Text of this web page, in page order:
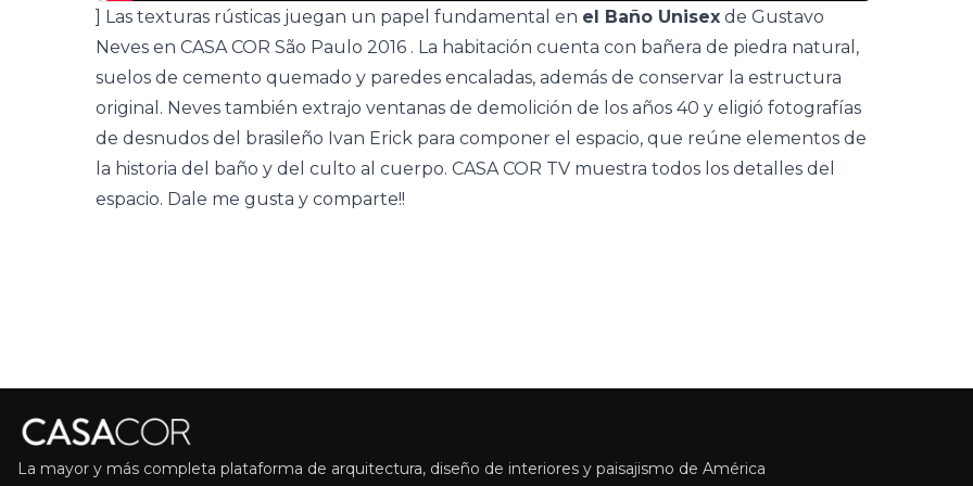
] Las texturas rústicas juegan un papel fundamental en el Baño Unisex de Gustavo
Neves en CASA COR São Paulo 2016 . La habitación cuenta con bañera de piedra natural,
suelos de cemento quemado y paredes encaladas, además de conservar la estructura
original. Neves también extrajo ventanas de demolición de los años 40 y eligió fotografías
de desnudos del brasileño Ivan Erick para componer el espacio, que reúne elementos de
la historia del baño y del culto al cuerpo. CASA COR TV muestra todos los detalles del
espacio. Dale me gusta y comparte!!
La mayor y más completa plataforma de arquitectura, diseño de interiores y paisajismo de América